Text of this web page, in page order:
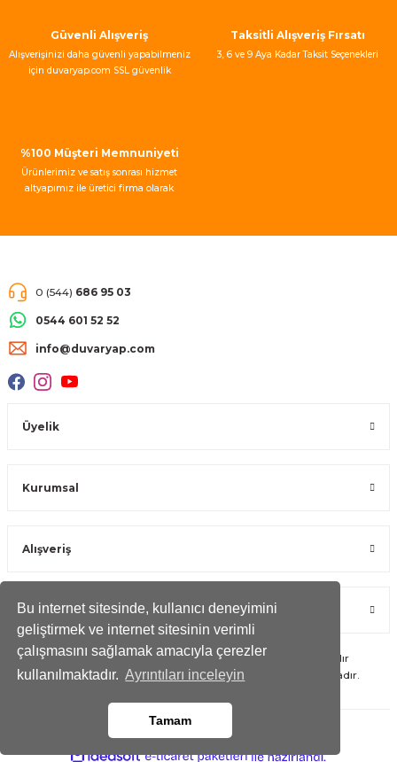
Bu internet sitesinde, kullanıcı deneyimini
geliştirmek ve internet sitesinin verimli
çalışmasını sağlamak amacıyla çerezler
kullanılmaktadır. Ayrıntıları inceleyin
Tamam
Güvenli Alışveriş
Alışverişinizi daha güvenli yapabilmeniz
için duvaryap.com SSL güvenlik
Taksitli Alışveriş Fırsatı
3, 6 ve 9 Aya Kadar Taksit Seçenekleri
%100 Müşteri Memnuniyeti
Ürünlerimiz ve satış sonrası hizmet
altyapımız ile üretici firma olarak
0 (544) 686 95 03
0544 601 52 52
info@duvaryap.com
Üyelik
Kurumsal
Alışveriş
Öne Çıkan Kategoriler
Copyright 2023 © -duvaryap.com- Tüm hakları saklıdır
Kredi kartı bilgileriniz 256bit SSL Sertifikası ile Korunmaktadır.
ideasoft e- ile